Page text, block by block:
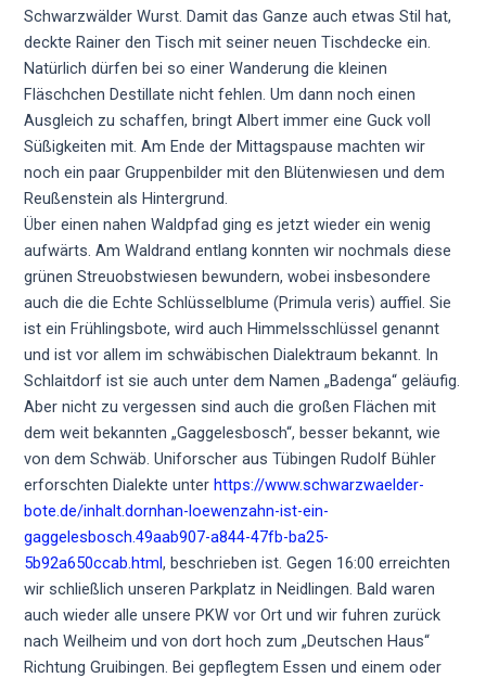
Schwarzwälder Wurst. Damit das Ganze auch etwas Stil hat,
deckte Rainer den Tisch mit seiner neuen Tischdecke ein.
Natürlich dürfen bei so einer Wanderung die kleinen
Fläschchen Destillate nicht fehlen. Um dann noch einen
Ausgleich zu schaffen, bringt Albert immer eine Guck voll
Süßigkeiten mit. Am Ende der Mittagspause machten wir
noch ein paar Gruppenbilder mit den Blütenwiesen und dem
Reußenstein als Hintergrund.
Über einen nahen Waldpfad ging es jetzt wieder ein wenig
aufwärts. Am Waldrand entlang konnten wir nochmals diese
grünen Streuobstwiesen bewundern, wobei insbesondere
auch die die Echte Schlüsselblume (Primula veris) auffiel. Sie
ist ein Frühlingsbote, wird auch Himmelsschlüssel genannt
und ist vor allem im schwäbischen Dialektraum bekannt. In
Schlaitdorf ist sie auch unter dem Namen „Badenga“ geläufig.
Aber nicht zu vergessen sind auch die großen Flächen mit
dem weit bekannten „Gaggelesbosch“, besser bekannt, wie
von dem Schwäb. Uniforscher aus Tübingen Rudolf Bühler
erforschten Dialekte unterhttps://www.schwarzwaelder-
bote.de/inhalt.dornhan-loewenzahn-ist-ein-
gaggelesbosch.49aab907-a844-47fb-ba25-
5b92a650ccab.html, beschrieben ist. Gegen 16:00 erreichten
wir schließlich unseren Parkplatz in Neidlingen. Bald waren
auch wieder alle unsere PKW vor Ort und wir fuhren zurück
nach Weilheim und von dort hoch zum „Deutschen Haus“
Richtung Gruibingen. Bei gepflegtem Essen und einem oder